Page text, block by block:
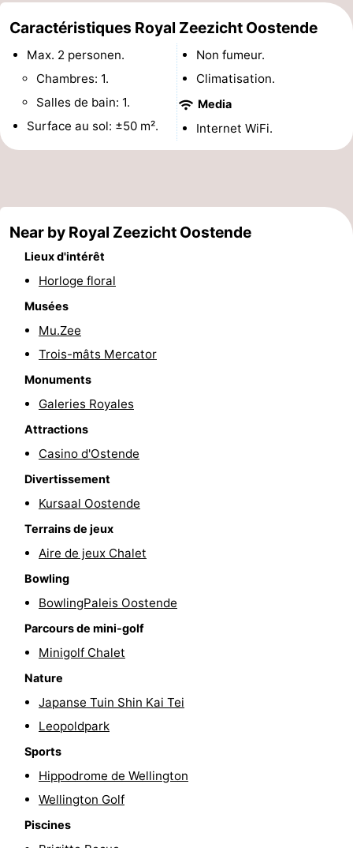
faire
d'intérêt
-
Musées
-
Églises
-
vue
Croisières
-
Aires
jeux
intérieures
Bowling
Parcours
golf
Centres
être
Villages
villes
Nature
Sports
Piscines
Faire
vélo
Randonnée
Équitation
Terrains
Surfen
Événements
Caractéristiques Royal Zeezicht Oostende
Max. 2 personen.
Chambres: 1.
Salles de bain: 1.
Surface au sol: ±50 m².
Non fumeur.
Climatisation.
Media
Internet WiFi.
Near by Royal Zeezicht Oostende
Lieux d'intérêt
Horloge floral
Musées
Mu.Zee
Trois-mâts Mercator
Monuments
Galeries Royales
Attractions
Casino d'Ostende
Divertissement
Kursaal Oostende
Terrains de jeux
Aire de jeux Chalet
Bowling
BowlingPaleis Oostende
Parcours de mini-golf
Minigolf Chalet
Nature
Japanse Tuin Shin Kai Tei
Leopoldpark
Sports
Hippodrome de Wellington
Wellington Golf
Piscines